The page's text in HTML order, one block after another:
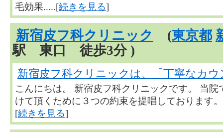
毛効果.....[続きを見る]
新宿皮フ科クリニック (東京都
駅 東口 徒歩3分 )
新宿皮フ科クリニックは、「丁寧なカ
こんにちは。 新宿皮フ科クリニックです。 当
けて頂くために３つの約束を提唱しております
[続きを見る]